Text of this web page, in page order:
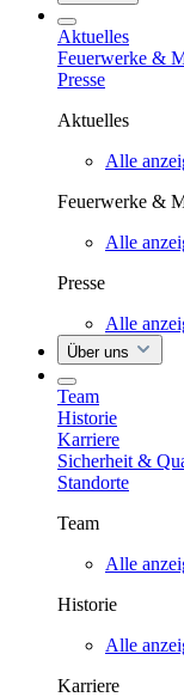
Aktuelles
Feuerwerke &
Presse
Aktuelles
Alle
Feuerwerke &
Alle
Presse
Alle
Über uns
Team
Historie
Karriere
Sicherheit &
Standorte
Team
Alle
Historie
Alle
Karriere